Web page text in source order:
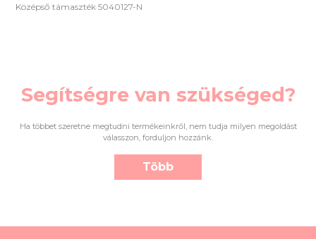
Középső támaszték 5040127-N
Segítségre van szükséged?
Ha többet szeretne megtudni termékeinkről, nem tudja milyen megoldást
válasszon, forduljon hozzánk.
Több